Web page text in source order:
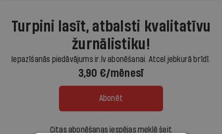
Turpini lasīt, atbalsti kvalitatīvu
žurnālistiku!
Iepazīšanās piedāvājums ir.lv abonēšanai. Atcel jebkurā brīdī.
3,90 €/mēnesī
Abonēt
Citas abonēšanas iespējas meklē šeit